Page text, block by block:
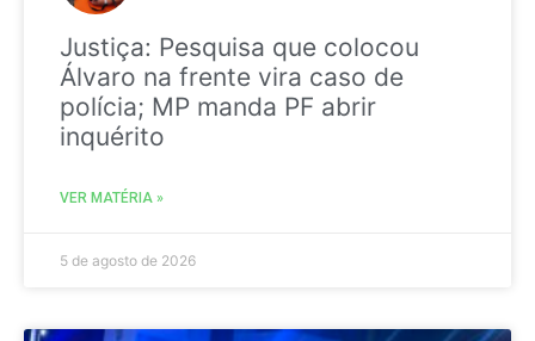
Justiça: Pesquisa que colocou
Álvaro na frente vira caso de
polícia; MP manda PF abrir
inquérito
VER MATÉRIA »
5 de agosto de 2026